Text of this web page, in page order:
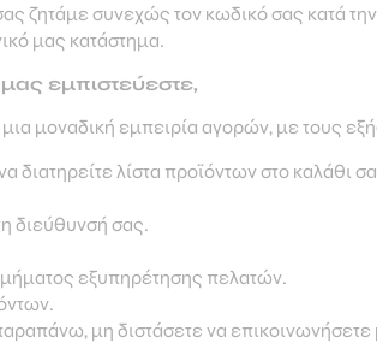
ζητάμε συνεχώς τον κωδικό σας κατά
μας κατάστημα.
εμπιστεύεστε,
μοναδική εμπειρία αγορών, με τους
διατηρείτε λίστα προϊόντων στο καλάθι
διεύθυνσή σας.
εξυπηρέτησης πελατών.
μη διστάσετε να επικοινωνήσετε